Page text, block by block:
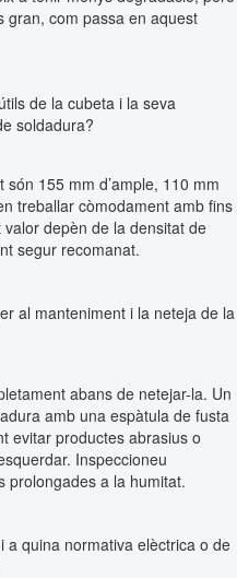
gran, com passa en aquest
de la cubeta i la seva
soldadura?
155 mm d’ample, 110 mm
treballar còmodament amb fins
depèn de la densitat de
segur recomanat.
al manteniment i la neteja de la
abans de netejar-la. Un
amb una espàtula de fusta
evitar productes abrasius o
Inspeccioneu
prolongades a la humitat.
a quina normativa elèctrica o de